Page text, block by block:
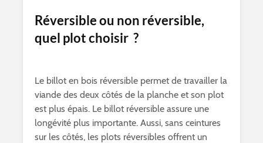
Réversible ou non réversible,
quel plot choisir ?
Le billot en bois réversible permet de travailler la
viande des deux côtés de la planche et son plot
est plus épais. Le billot réversible assure une
longévité plus importante. Aussi, sans ceintures
sur les côtés, les plots réversibles offrent un